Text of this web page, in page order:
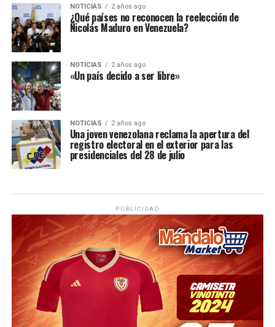
NOTICIAS 2 años ago
¿Qué países no reconocen la reelección de
Nicolás Maduro en Venezuela?
NOTICIAS 2 años ago
«Un país decido a ser libre»
NOTICIAS 2 años ago
Una joven venezolana reclama la apertura del
registro electoral en el exterior para las
presidenciales del 28 de julio
PUBLICIDAD